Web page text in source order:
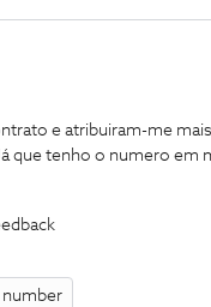
e atribuiram-me
que tenho o numero
number